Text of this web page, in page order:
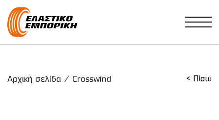
Main Navigation
Αρχική σελίδα / Crosswind < Πίσω